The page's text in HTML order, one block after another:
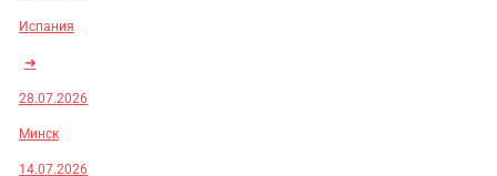
Испания
➜
28.07.2026
Минск
14.07.2026